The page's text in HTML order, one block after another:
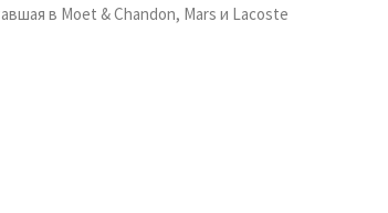
в Moet & Chandon, Mars и Lacoste